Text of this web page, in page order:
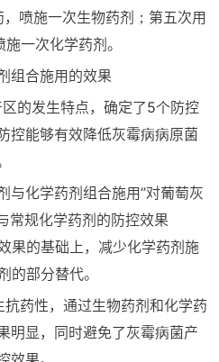
喷施一次生物药剂；第五次用
一次化学药剂。
组合施用的效果
区的发生特点，确定了5个防控
控能够有效降低灰霉病病原菌
与化学药剂组合施用”对葡萄灰
常规化学药剂的防控效果
果的基础上，减少化学药剂施
的部分替代。
抗药性，通过生物药剂和化学药
明显，同时避免了灰霉病菌产